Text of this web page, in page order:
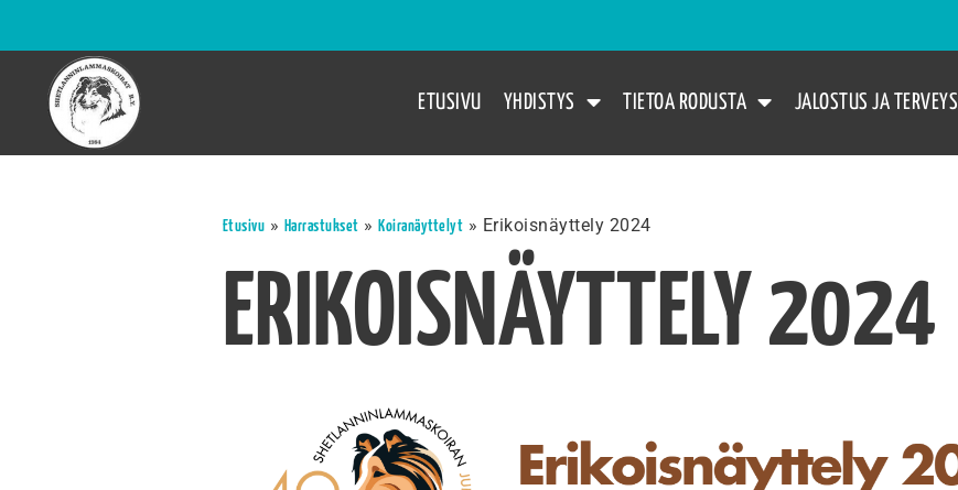
ETUSIVU YHDISTYS TIETOA RODUSTA JALOSTUS JA TERVEYS
Etusivu » Harrastukset »Koiranäyttelyt » Erikoisnäyttely 2024
ERIKOISNÄYTTELY 2024